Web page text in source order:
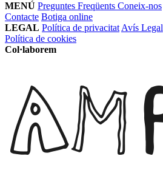
MENÚ Preguntes Freqüents Coneix-nos
Contacte Botiga online
LEGAL Política de privacitat Avís Legal
Política de cookies
Col·laborem